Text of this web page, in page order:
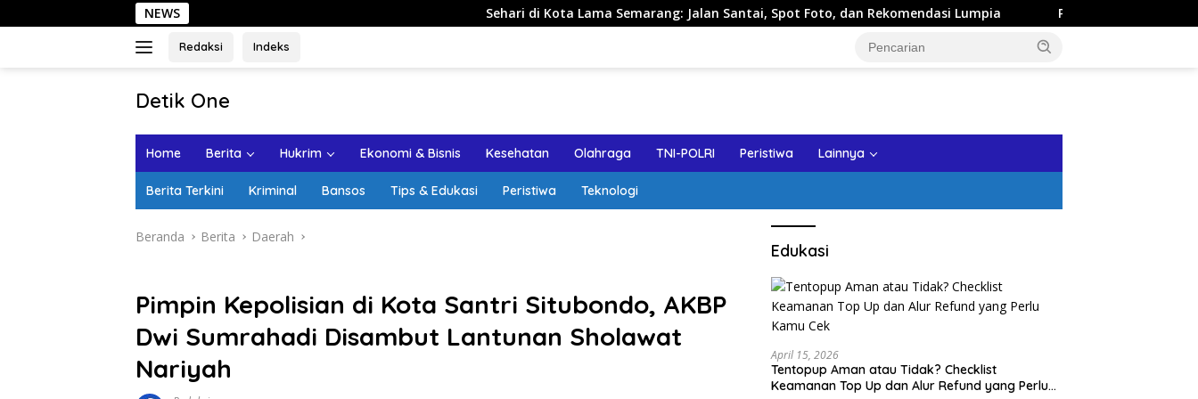
ke
NEWS Sehari di Kota Lama Semarang: Jalan Santai, Spot Foto, dan Rekomendasi Lumpia Panduan Wisata Keluarga ke Kota Batu:
Redaksi Indeks
Detik One
Ungkap
Home Berita Hukrim Ekonomi & Bisnis Kesehatan Olahraga TNI-POLRI Peristiwa Lainnya
Berita Terkini Kriminal Bansos Tips & Edukasi Peristiwa Teknologi
Beranda Berita Daerah
Pimpin Kepolisian di Kota Santri Situbondo, AKBP
Dwi Sumrahadi Disambut Lantunan Sholawat
Nariyah
Edukasi
April 15, 2026
Tentopup Aman atau Tidak? Checklist
Keamanan Top Up dan Alur Refund yang Perlu